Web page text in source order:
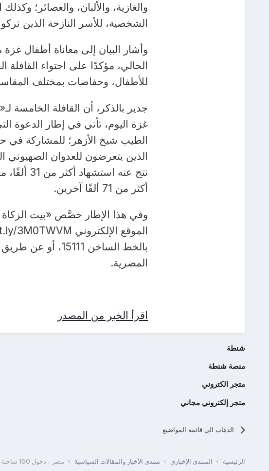
والغازية، والألبان، والعصائر؛
الشخصية، للأسر النازحة الذين
وأشار البيان إلى معاناة أطفال
الحالي، مؤكدًا على احتواء القافلة
للأطفال، وحفاضات بمختلف
جدير بالذكر، أن القافلة الخامسة
غزة اليوم، تأتي في إطار الدعوة
الطيب شيخ الأزهر؛ للمشاركة في
نتج عنه
أكثر من 71 ألفًا آخرين.
وفي هذا الإطار خصَّص «بيت الزكاة
المصرية.
اقرأ الخبر من المصدر
شنطة
منصة شنطة
متجر الكتروني
متجر إلكتروني مجاني
الذهاب الي قائمه المواضيع
الرئيسية المنتدى الإخبارى منتدى الأخبار والمقالات السياسية مصر - دخول 100 شاحنة عملاقة ضمن القافلة الخامسة لبيت الزكاة والصدقات لقطاع غزة